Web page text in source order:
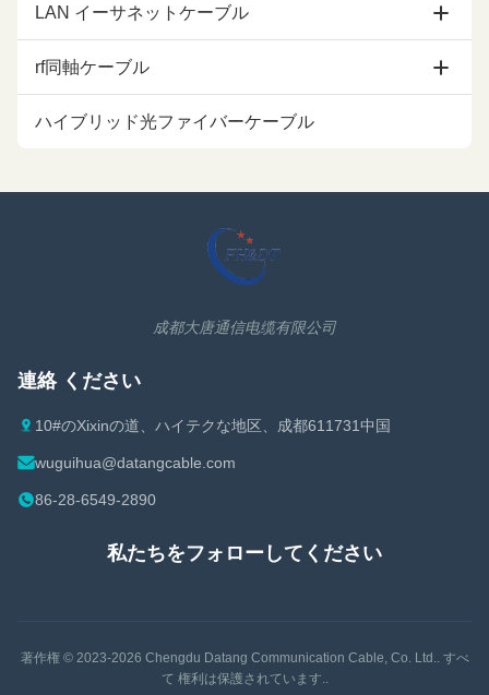
power for equipment. ●
coordination and maintenance
of power supply. ● Reducing
procurement costs and saving
construction costs
LAN イーサネットケーブル
Cat5eのイーサネット ケーブル
cat6イーサネット ケーブル
Cat7Aのイーサネット ケーブル
rf同軸ケーブル
1/2コアキサールケーブル
同軸ケーブルの付属品
ハイブリッド光ファイバーケーブル
成都大唐通信电缆有限公司
連絡 ください
10#のXixinの道、ハイテクな地区、成都611731中国
wuguihua@datangcable.com
86-28-6549-2890
私たちをフォローしてください
著作権 © 2023-2026 Chengdu Datang Communication Cable, Co. Ltd.. すべ
て 権利は保護されています..